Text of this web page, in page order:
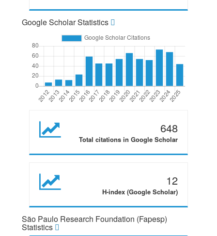
Google Scholar Statistics
648
Total citations in Google Scholar
12
H-index (Google Scholar)
São Paulo Research Foundation (Fapesp)
Statistics